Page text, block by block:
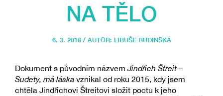
NA TĚLO
6. 3. 2018 / AUTOR: LIBUŠE RUDINSKÁ
Dokument s původním názvemJindřich Štreit –
Sudety, má láska vznikal od roku 2015, kdy jsem
chtěla Jindřichovi Štreitovi složit poctu k jeho